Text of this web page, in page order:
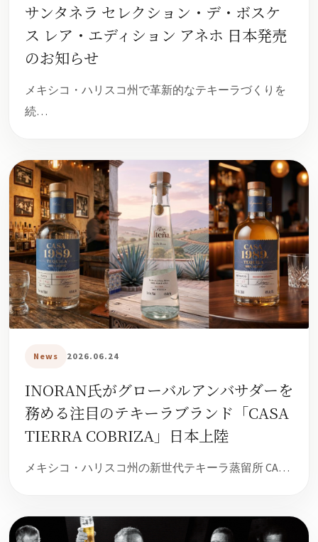
サンタネラ セレクション・デ・ボスケ
ス レア・エディション アネホ 日本発売
のお知らせ
メキシコ・ハリスコ州で革新的なテキーラづくりを
続…
News 2026.06.24
INORAN氏がグローバルアンバサダーを
務める注目のテキーラブランド「CASA
TIERRA COBRIZA」日本上陸
メキシコ・ハリスコ州の新世代テキーラ蒸留所 CA…